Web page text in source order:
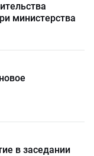
министерства
в заседании